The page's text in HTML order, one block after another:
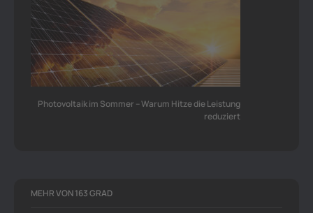
Photovoltaik im Sommer – Warum Hitze die Leistung
reduziert
MEHR VON 163 GRAD